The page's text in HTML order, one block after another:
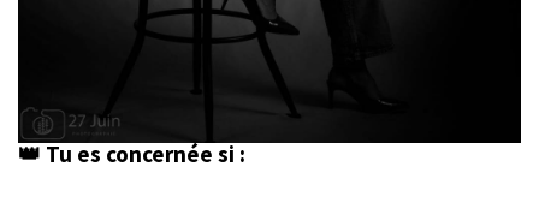
👑 Tu es concernée si :